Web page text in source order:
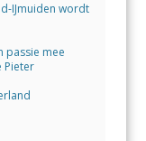
IJmuiden wordt
passie mee
Pieter